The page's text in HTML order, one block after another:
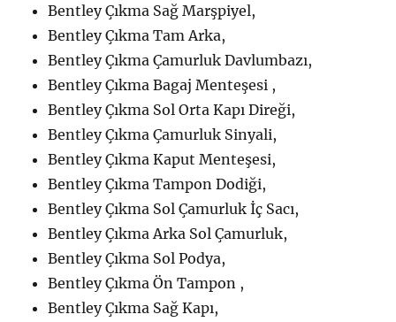
Bentley Çıkma Sağ Marşpiyel,
Bentley Çıkma Tam Arka,
Bentley Çıkma Çamurluk Davlumbazı,
Bentley Çıkma Bagaj Menteşesi ,
Bentley Çıkma Sol Orta Kapı Direği,
Bentley Çıkma Çamurluk Sinyali,
Bentley Çıkma Kaput Menteşesi,
Bentley Çıkma Tampon Dodiği,
Bentley Çıkma Sol Çamurluk İç Sacı,
Bentley Çıkma Arka Sol Çamurluk,
Bentley Çıkma Sol Podya,
Bentley Çıkma Ön Tampon ,
Bentley Çıkma Sağ Kapı,